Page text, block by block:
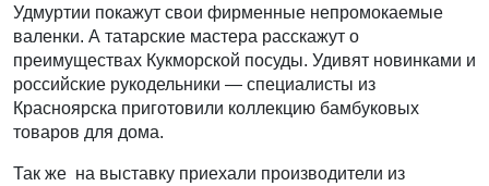
Удмуртии покажут свои фирменные непромокаемые
валенки. А татарские мастера расскажут о
преимуществах Кукморской посуды. Удивят новинками и
российские рукодельники — специалисты из
Красноярска приготовили коллекцию бамбуковых
товаров для дома.
Так же на выставку приехали производители из